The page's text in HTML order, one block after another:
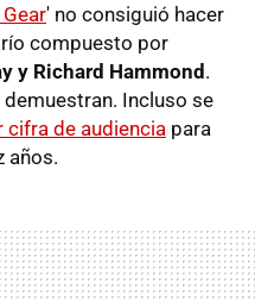
' no consiguió hacer
compuesto por
y Richard Hammond.
Incluso se
cifra de audiencia para
años.